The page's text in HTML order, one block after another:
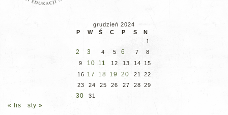
grudzień 2024
P
W Ś C P S
N
1
2 3 4 5 6 7
8
9
10 11 12 13 14 15
16 17 18 19 20 21 22
23
24 25 26 27 28 29
30 31
« lis sty »